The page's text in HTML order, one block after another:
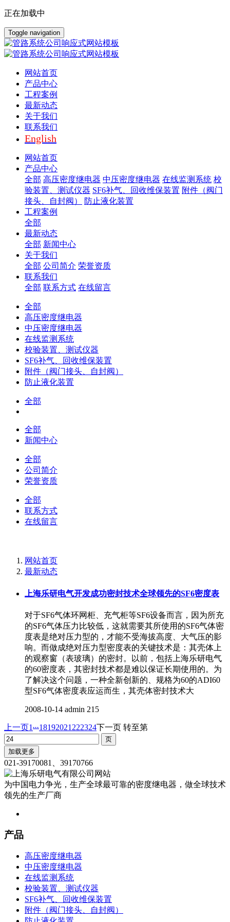
正在加载中
Toggle navigation
网站首页
产品中心
工程案例
最新动态
关于我们
联系我们
English
网站首页
产品中心
全部 高压密度继电器 中压密度继电器 在线监测系统 校
验装置、测试仪器 SF6补气、回收维保装置 附件（阀门
接头、自封阀）
防止液化装置
工程案例
全部
最新动态
全部 新闻中心
关于我们
全部 公司简介 荣誉资质
联系我们
全部 联系方式 在线留言
全部
高压密度继电器
中压密度继电器
在线监测系统
校验装置、测试仪器
SF6补气、回收维保装置
附件（阀门接头、自封阀）
防止液化装置
全部
全部
新闻中心
全部
公司简介
荣誉资质
全部
联系方式
在线留言
网站首页
最新动态
上海乐研电气开发成功密封技术全球领先的SF6密度表
对于SF6气体环网柜、充气柜等SF6设备而言，因为所充
的SF6气体压力比较低，这就需要其所使用的SF6气体密
度表是绝对压力型的，才能不受海拔高度、大气压的影
响。而做成绝对压力型密度表的关键技术是：其壳体上
的观察窗（表玻璃）的密封。以前，包括上海乐研电气
的60密度表，其密封技术都是难以保证长期使用的。为
了解决这个问题，一种全新创新的、规格为60的ADI60
型SF6气体密度表应运而生，其壳体密封技术大
2008-10-14 admin 215
上一页1...18192021 222324下一页 转至第
加载更多
021-39170081、39170766
为中国电力争光，生产全球最可靠的密度继电器，做全球技术
领先的生产厂商
产品
高压密度继电器
中压密度继电器
在线监测系统
校验装置、测试仪器
SF6补气、回收维保装置
附件（阀门接头、自封阀）